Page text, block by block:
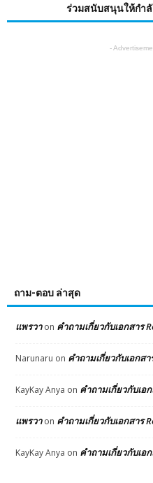
ร่วมสนับสนุนให้กำ
-
ถาม-ตอบ ล่าสุด
แพรวาon คำถามเกี่ยวกับเอกสาร
Narunaru on คำถามเกี่ยวกับเอกส
KayKay Anya on คำถามเกี่ยวกับเอ
แพรวาon คำถามเกี่ยวกับเอกสาร
KayKay Anya on คำถามเกี่ยวกับเอ